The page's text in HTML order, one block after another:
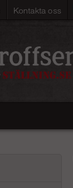
Kontakta oss